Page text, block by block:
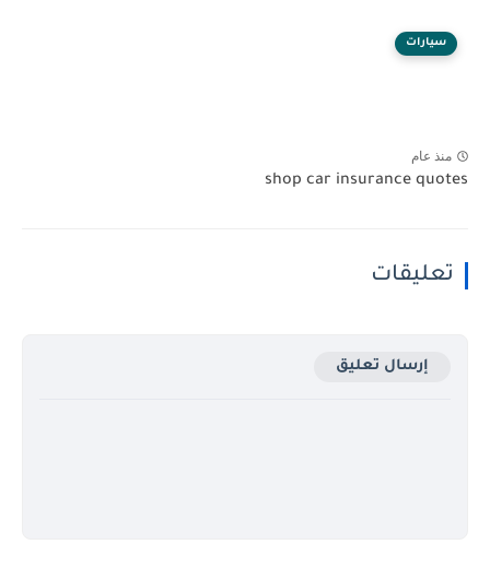
سيارات
منذ عام
shop car insurance quotes
تعليقات
إرسال تعليق